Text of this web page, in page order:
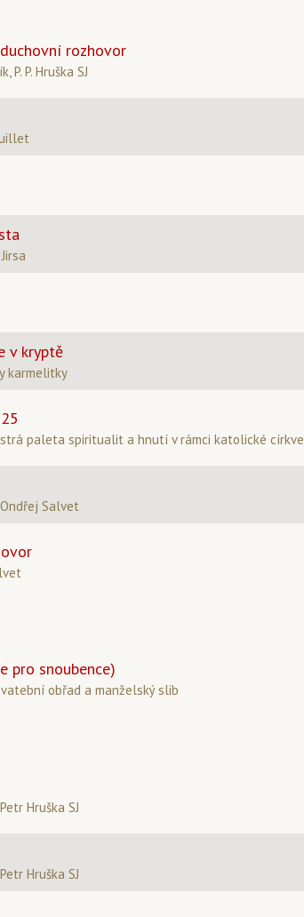
rozhovor
P. P. Hruška SJ
v kryptě
karmelitky
paleta spiritualit a hnutí v rámci katolické církve
Salvet
pro snoubence)
obřad a manželský slib
Hruška SJ
Hruška SJ